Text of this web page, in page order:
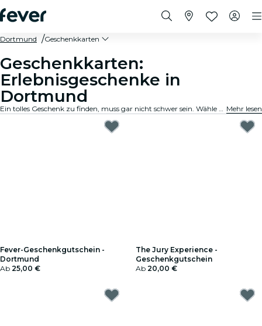
Dortmund Geschenkkarten
Geschenkkarten:
Erlebnisgeschenke in
Dortmund
Ein tolles Geschenk zu finden, muss gar nicht schwer sein. Wähle die Karte aus, passe den Betrag an und verschenke ein Erlebnis, an das sich der Beschenkte noch lange erinnern wird. Schnell, flexibel und kinderleicht. Mehr lesen
Fever-Geschenkgutschein -
Dortmund
Ab 25,00 €
The Jury Experience -
Geschenkgutschein
Ab 20,00 €